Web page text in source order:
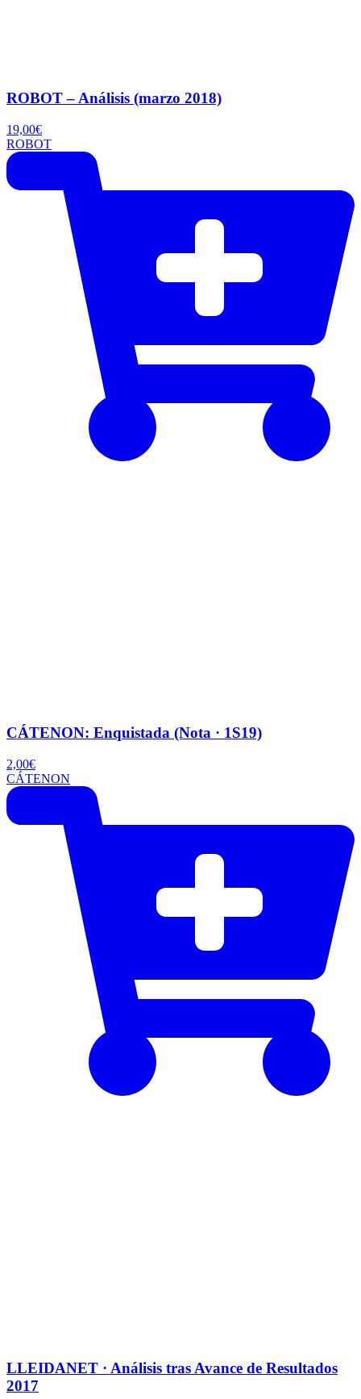
ROBOT – Análisis (marzo 2018)
19,00€
ROBOT
CÁTENON: Enquistada (Nota · 1S19)
2,00€
CÁTENON
LLEIDANET · Análisis tras Avance de Resultados
2017